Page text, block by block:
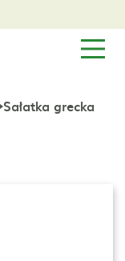
Sałatka grecka